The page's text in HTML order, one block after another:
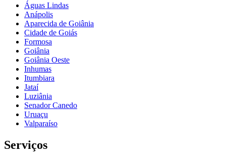
Águas Lindas
Anápolis
Aparecida de Goiânia
Cidade de Goiás
Formosa
Goiânia
Goiânia Oeste
Inhumas
Itumbiara
Jataí
Luziânia
Senador Canedo
Uruaçu
Valparaíso
Serviços